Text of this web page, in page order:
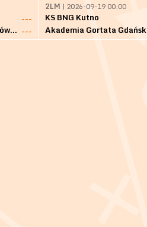
---
Sokół Grupa Avista Ostrów Maz. ---
2LM | 2026-09-19 00:00
KS BNG Kutno
Akademia Gortata Gdańsk